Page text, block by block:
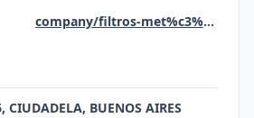
company/filtros-met%c3%a1licos-s-a
BUENOS AIRES